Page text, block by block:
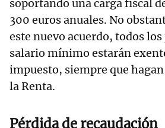
soportando una carga fiscal
300 euros anuales. No
este nuevo acuerdo, todos
salario mínimo estarán
impuesto, siempre que
la Renta.
Pérdida de recaudación